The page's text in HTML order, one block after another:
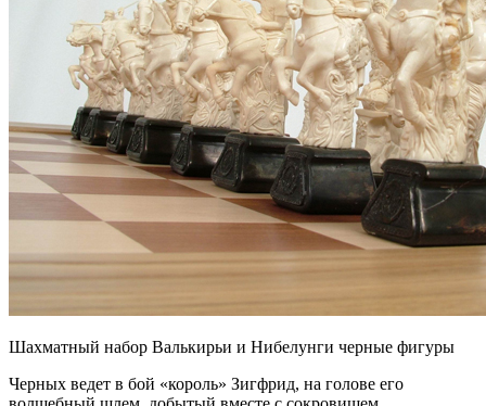
Шахматный набор Валькирьи и Нибелунги черные фигуры
Черных ведет в бой «король» Зигфрид, на голове его